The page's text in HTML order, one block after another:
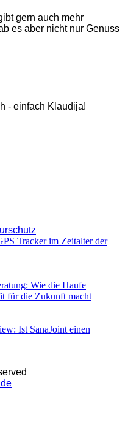
gern auch mehr
es aber nicht nur Genuss
- einfach Klaudija!
Tracker im Zeitalter der
Wie die Haufe
für die Zukunft macht
Ist SanaJoint einen